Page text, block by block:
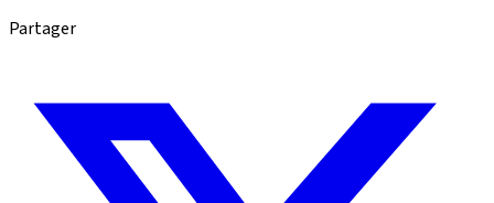
Partager